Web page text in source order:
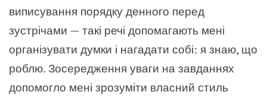
виписування порядку денного перед
зустрічами — такі речі допомагають мені
організувати думки і нагадати собі: я знаю, що
роблю. Зосередження уваги на завданнях
допомогло мені зрозуміти власний стиль